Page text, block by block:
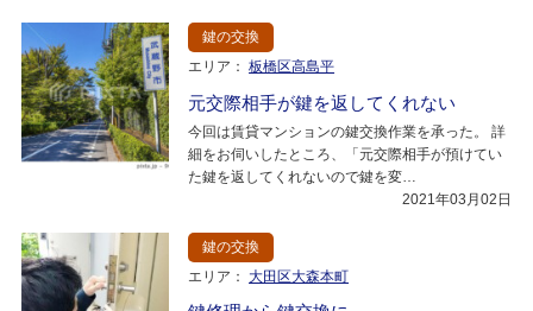
鍵の交換
エリア： 板橋区高島平
元交際相手が鍵を返してくれない
今回は賃貸マンションの鍵交換作業を承った。 詳
細をお伺いしたところ、「元交際相手が預けてい
た鍵を返してくれないので鍵を変…
2021年03月02日
鍵の交換
エリア： 大田区大森本町